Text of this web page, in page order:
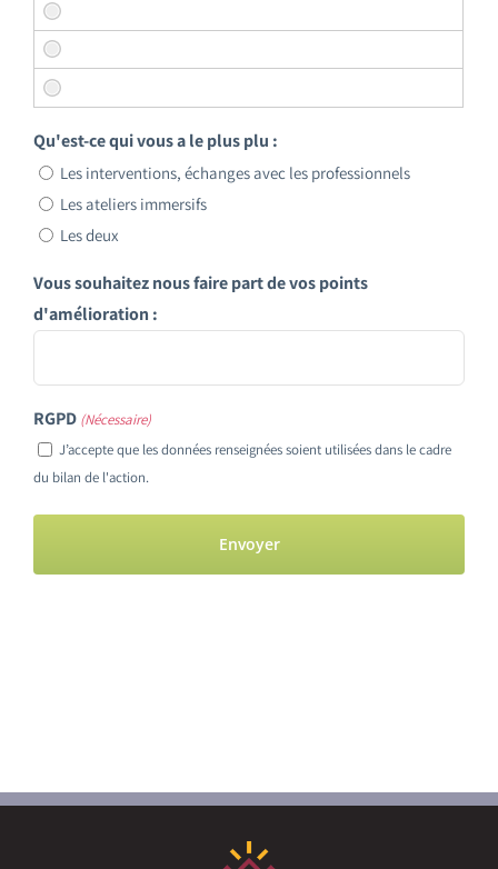
Qu'est-ce qui vous a le plus plu :
Les interventions, échanges avec les professionnels
Les ateliers immersifs
Les deux
Vous souhaitez nous faire part de vos points
d'amélioration :
RGPD (Nécessaire)
J’accepte que les données renseignées soient utilisées dans le cadre
du bilan de l'action.